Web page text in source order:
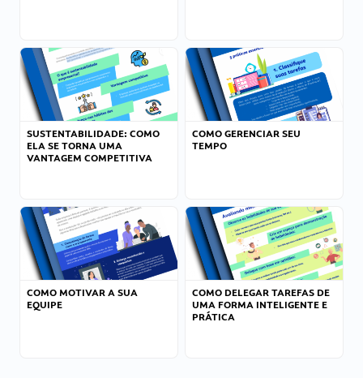
SUSTENTABILIDADE: COMO
ELA SE TORNA UMA
VANTAGEM COMPETITIVA
COMO GERENCIAR SEU
TEMPO
COMO MOTIVAR A SUA
EQUIPE
COMO DELEGAR TAREFAS DE
UMA FORMA INTELIGENTE E
PRÁTICA